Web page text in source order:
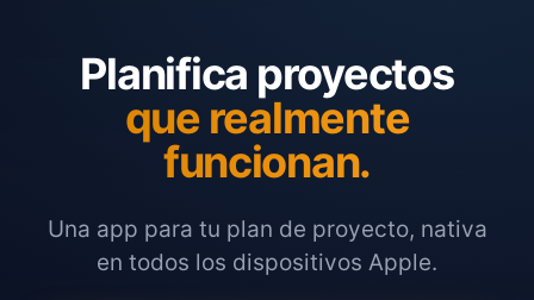
Planifica proyectos
que realmente
funcionan.
Una app para tu plan de proyecto, nativa
en todos los dispositivos Apple.